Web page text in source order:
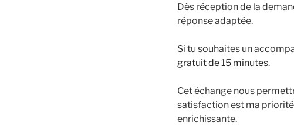
Dès réception de la
réponse adaptée.
Si tu souhaites un
gratuit de 15 minutes.
Cet échange nous
satisfaction est ma
enrichissante.